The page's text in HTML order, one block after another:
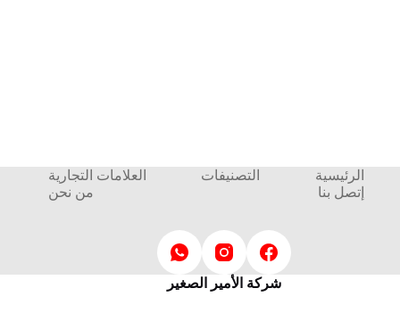
الرئيسية التصنيفات
العلامات التجارية
إتصل بنا
من نحن
شركة الأمير الصغير